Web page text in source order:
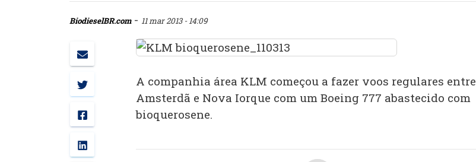
BiodieselBR.com- 11 mar 2013 - 14:09
A companhia área KLM começou a fazer voos regulares entre
Amsterdã e Nova Iorque com um Boeing 777 abastecido com
bioquerosene.